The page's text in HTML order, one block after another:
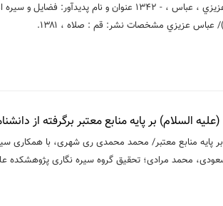
مشخصات كتاب: سرشناسه: عزيزي ، عباس ، - ۱۳۴۲
عزيزي مشخصات نشر: قم : صلاه ، ۱۳۸۱.
السلام) بر پايه منابع معتبر برگرفته از
منابع معتبر/ محمد محمدی ری شهری، با همکاری
محمد مرادی؛ تحقیق گروه سیره نگاری پژوهشکده